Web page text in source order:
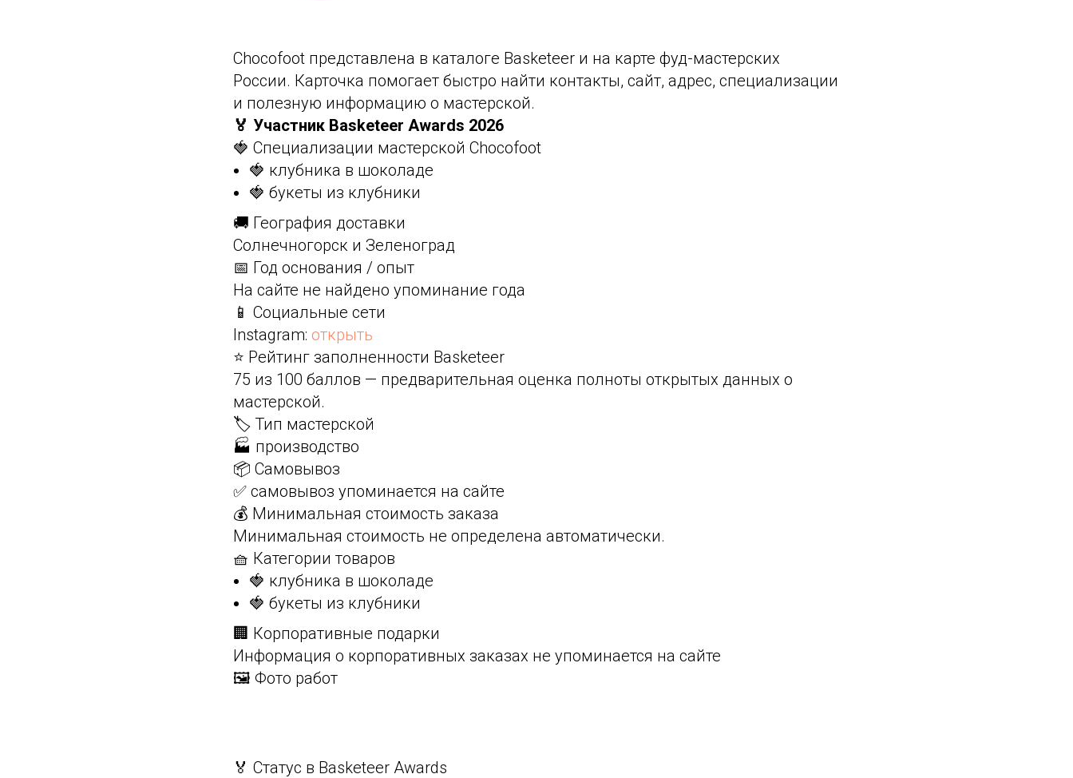
Chocofoot представлена в каталоге Basketeer и на карте фуд-мастерских
России. Карточка помогает быстро найти контакты, сайт, адрес, специализации
и полезную информацию о мастерской.
🏅 Участник Basketeer Awards 2026
🍓 Специализации мастерской Chocofoot
🍓 клубника в шоколаде
🍓 букеты из клубники
🚚 География доставки
Солнечногорск и Зеленоград
📅 Год основания / опыт
На сайте не найдено упоминание года
📱 Социальные сети
Instagram: открыть
⭐ Рейтинг заполненности Basketeer
75 из 100 баллов — предварительная оценка полноты открытых данных о
мастерской.
🏷️ Тип мастерской
🏭 производство
📦 Самовывоз
✅ самовывоз упоминается на сайте
💰 Минимальная стоимость заказа
Минимальная стоимость не определена автоматически.
🧺 Категории товаров
🍓 клубника в шоколаде
🍓 букеты из клубники
🏢 Корпоративные подарки
Информация о корпоративных заказах не упоминается на сайте
🖼️ Фото работ
🏅 Статус в Basketeer Awards